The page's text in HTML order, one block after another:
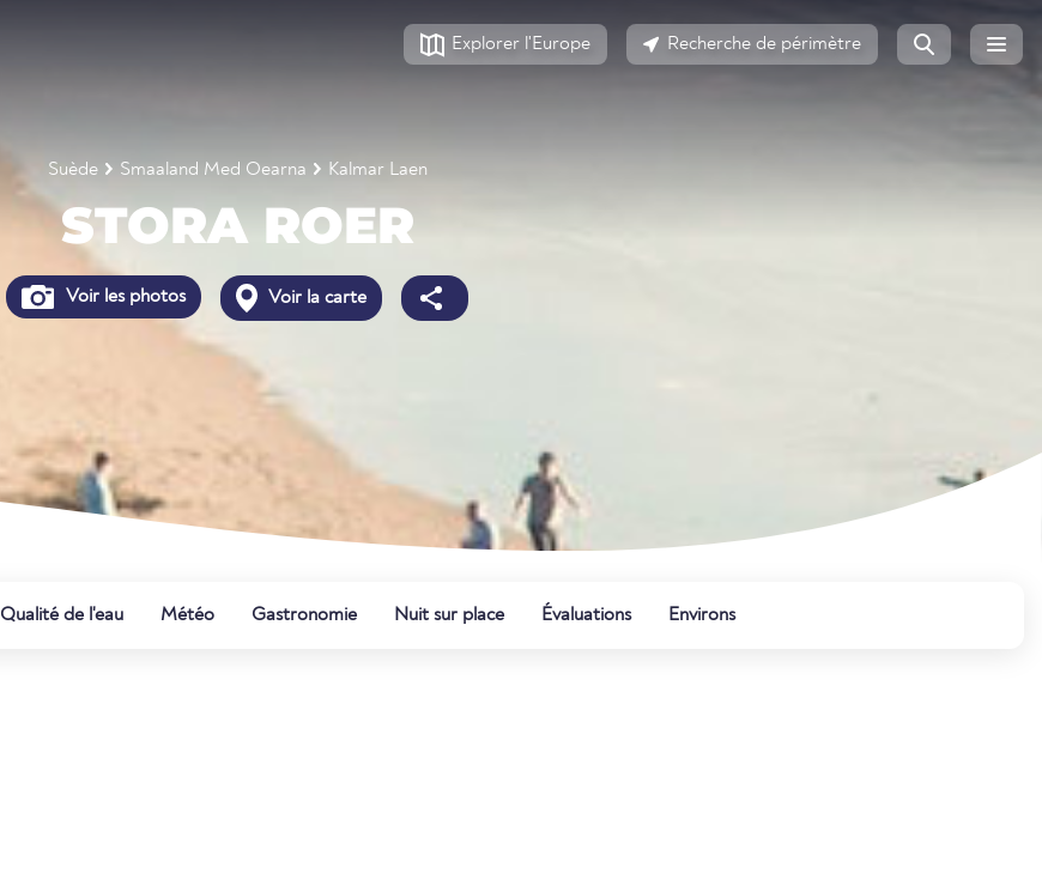
Explorer l'Europe Recherche de périmètre
Suède Smaaland Med Oearna Kalmar Laen
STORA ROER
Voir les photos Voir la carte
Qualité de l'eau Météo Gastronomie Nuit sur place Évaluations Environs